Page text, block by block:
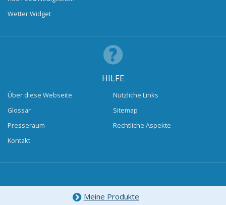
Wetter Widget
HILFE
Über diese Webseite
Glossar
Presseraum
Kontakt
Nützliche Links
Sitemap
Rechtliche Aspekte
Meine Produkte